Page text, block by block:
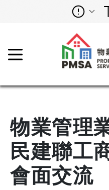
物業管理
民建聯工
會面交流